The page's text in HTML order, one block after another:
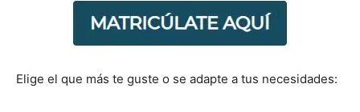
Elige el que más te guste o se adapte a tus necesidades: